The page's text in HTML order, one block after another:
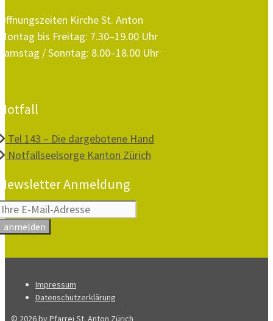
Kirche St. Anton
bis Freitag: 7.30–19.00 Uhr
/ Sonntag: 8.00–18.00 Uhr
Tel 143 – Die dargebotene Hand
Notfallseelsorge Kanton Zürich
Anmeldung
Impressum
Datenschutzerklärung
© 2026 by Pfarrei St. Anton Zürich